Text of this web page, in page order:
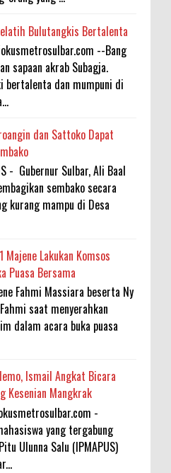
Bulutangkis Bertalenta
--Bang
sapaan akrab Subagja.
bertalenta dan mumpuni di
dan Sattoko Dapat
- Gubernur Sulbar, Ali Baal
sembako secara
kurang mampu di Desa
Majene Lakukan Komsos
Puasa Bersama
Fahmi Massiara beserta Ny
saat menyerahkan
dalam acara buka puasa
Ismail Angkat Bicara
Kesenian Mangkrak
-
yang tergabung
Ulunna Salu (IPMAPUS)